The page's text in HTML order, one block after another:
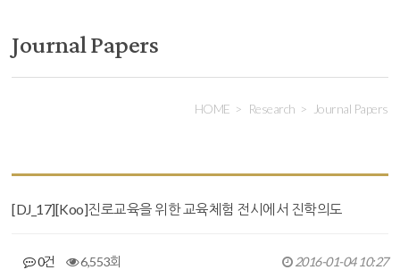
Journal Papers
HOME Research Journal Papers
[DJ_17][Koo]진로교육을 위한 교육체험 전시에서 진학의도
0건 6,553회 2016-01-04 10:27